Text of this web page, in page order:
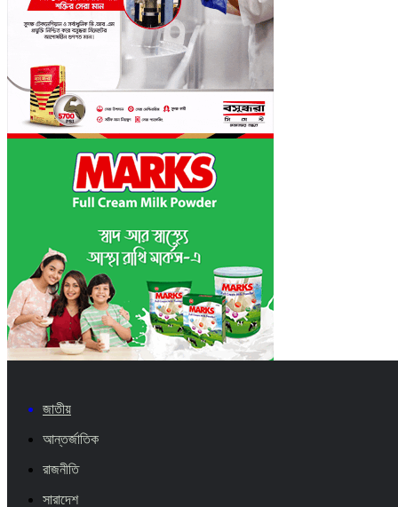
জাতীয়
আন্তর্জাতিক
রাজনীতি
সারাদেশ